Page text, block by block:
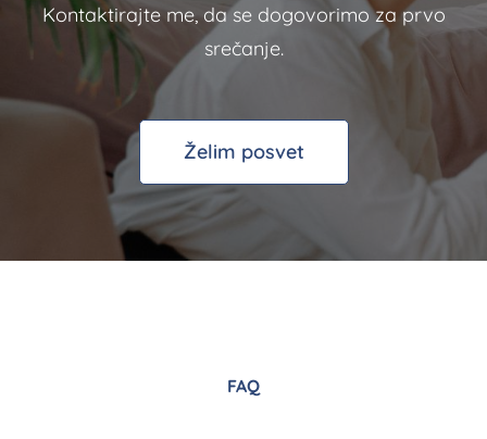
Kontaktirajte me, da se dogovorimo za prvo
srečanje.
Želim posvet
FAQ